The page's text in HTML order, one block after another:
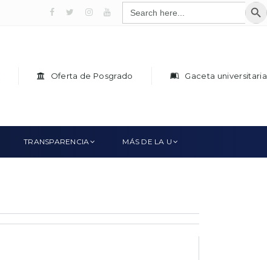
Search
for:
Oferta de Posgrado Gaceta universitaria
TRANSPARENCIA MÁS DE LA U